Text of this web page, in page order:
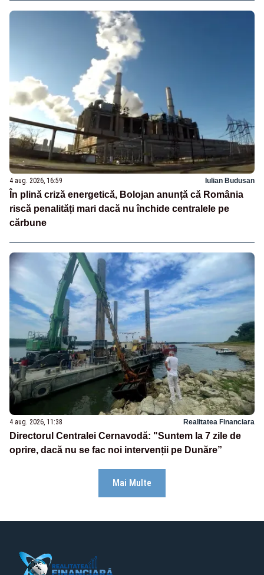
4 aug. 2026, 16:59 Iulian Budusan
În plină criză energetică, Bolojan anunță că România
riscă penalități mari dacă nu închide centralele pe
cărbune
4 aug. 2026, 11:38 Realitatea Financiara
Directorul Centralei Cernavodă: "Suntem la 7 zile de
oprire, dacă nu se fac noi intervenții pe Dunăre”
Mai Multe